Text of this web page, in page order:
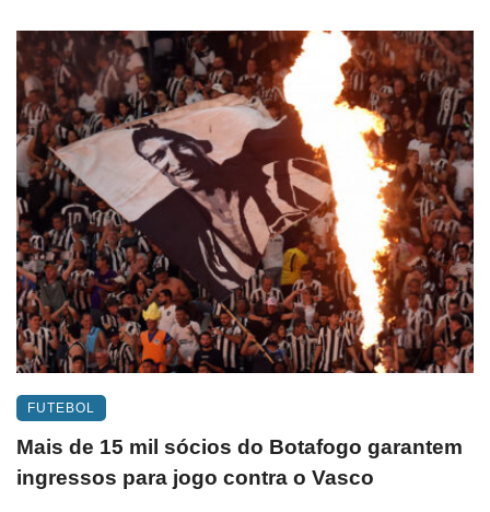
FUTEBOL
Mais de 15 mil sócios do Botafogo garantem
ingressos para jogo contra o Vasco